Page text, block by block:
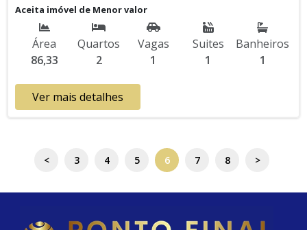
Elevador de Serviço, Acessibilidade, Portaria 24h, Piscina,
Sauna, Salão de Jogos, Salão de Festas, Espaço Kids, Espaço
Gourmet, Academia, Churrasqueira Aceita Financiamento
Direto com a Construtora Lançamento, Pronto para Morar
Entrada de R$ 468.000,00 36 Parcelas Mensais de R$ 5.333,33
Total * Os valores e disponibilidade podem ser alterados sem
prévio aviso. Favor verificar entrando em contato com nossa
Aceita imóvel de Menor valor
Área
86,33
Quartos
2
Vagas
1
Suites
1
Banheiros
1
Ver mais detalhes
< 3 4 5 6 7 8 >